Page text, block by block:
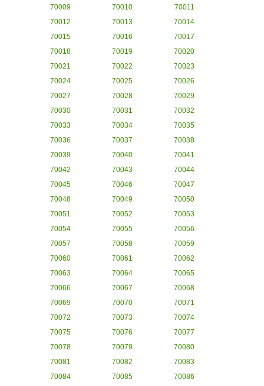
70009 70010
70011
70012
70013
70014
70015
70016
70017
70018
70019
70020
70021
70022
70023
70024
70025
70026
70027
70028
70029
70030
70031
70032
70033
70034
70035
70036
70037
70038
70039
70040
70041
70042
70043
70044
70045
70046
70047
70048
70049
70050
70051
70052
70053
70054
70055
70056
70057
70058
70059
70060
70061
70062
70063
70064
70065
70066
70067
70068
70069
70070
70071
70072
70073
70074
70075
70076
70077
70078
70079
70080
70081
70082
70083
70084
70085
70086